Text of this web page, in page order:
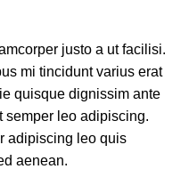
justo a ut facilisi.
mi tincidunt varius erat
quisque dignissim ante
semper leo adipiscing.
adipiscing leo quis
aenean.